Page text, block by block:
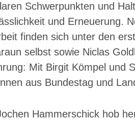
Schwerpunkten und
und Erneuerung.
finden sich unter den
selbst sowie Niclas
Mit Birgit Kömpel und
aus Bundestag und
Hammerschick hob